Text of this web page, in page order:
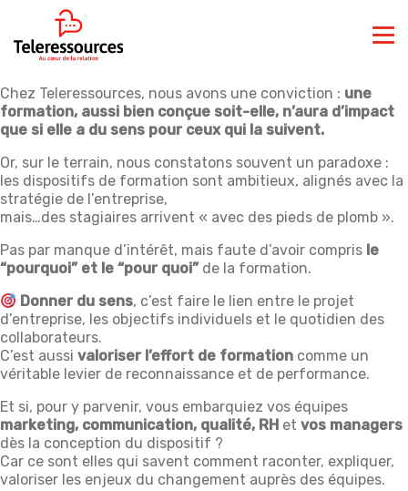
Chez Teleressources, nous avons une conviction : une
formation, aussi bien conçue soit-elle, n’aura d’impact
que si elle a du sens pour ceux qui la suivent.
Or, sur le terrain, nous constatons souvent un paradoxe :
les dispositifs de formation sont ambitieux, alignés avec la
stratégie de l’entreprise,
mais…des stagiaires arrivent « avec des pieds de plomb ».
Pas par manque d’intérêt, mais faute d’avoir compris le
“pourquoi” et le “pour quoi” de la formation.
Donner du sens, c’est faire le lien entre le projet
d’entreprise, les objectifs individuels et le quotidien des
collaborateurs.
C’est aussi valoriser l’effort de formation comme un
véritable levier de reconnaissance et de performance.
Et si, pour y parvenir, vous embarquiez vos équipes
marketing, communication, qualité, RH et vos managers
dès la conception du dispositif ?
Car ce sont elles qui savent comment raconter, expliquer,
valoriser les enjeux du changement auprès des équipes.